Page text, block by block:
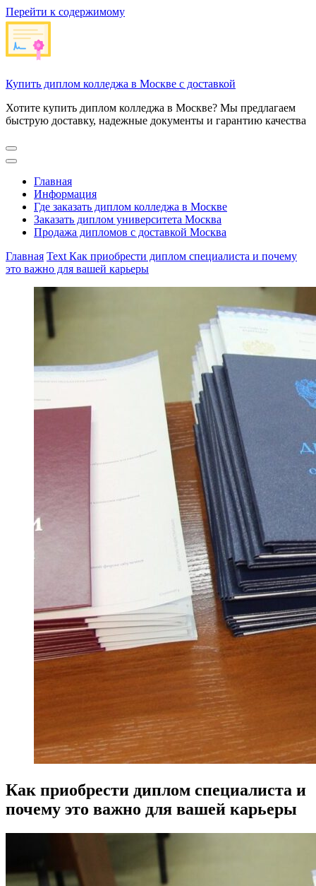
Перейти к содержимому
Купить диплом колледжа в Москве с доставкой
Хотите купить диплом колледжа в Москве? Мы предлагаем
быструю доставку, надежные документы и гарантию качества
Главная
Информация
Где заказать диплом колледжа в Москве
Заказать диплом университета Москва
Продажа дипломов с доставкой Москва
Главная Text Как приобрести диплом специалиста и почему
это важно для вашей карьеры
Как приобрести диплом специалиста и
почему это важно для вашей карьеры